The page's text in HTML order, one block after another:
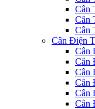
Cân
Cân
Cân
Cân Điện
Cân
Cân
Cân
Cân
Cân
Cân